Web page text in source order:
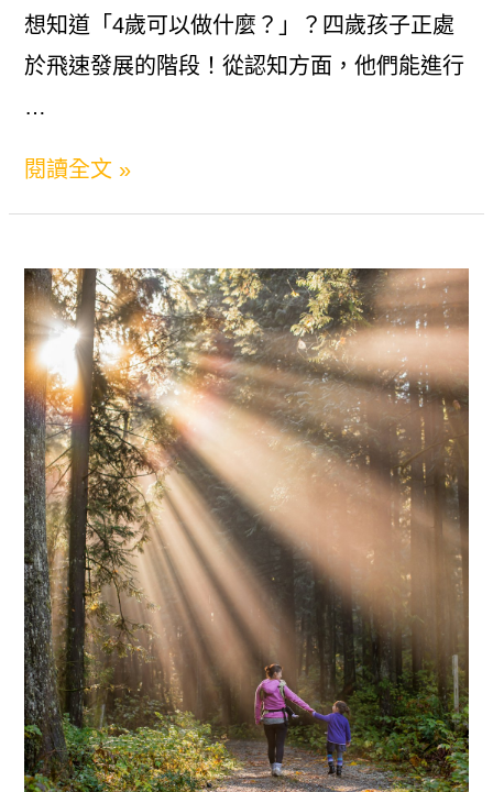
想知道「4歲可以做什麼？」？四歲孩子正處
於飛速發展的階段！從認知方面，他們能進行
…
4
歲
以
做
什
麼？
完
整
教
學：
認
知、
語
言、
社
閱讀全文 »